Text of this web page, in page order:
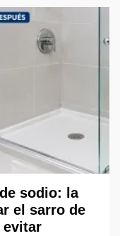
sodio: la
el sarro de
evitar